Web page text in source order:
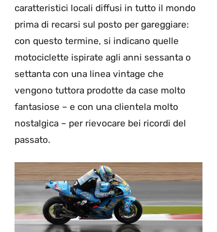
caratteristici locali diffusi in tutto il mondo
prima di recarsi sul posto per gareggiare:
con questo termine, si indicano quelle
motociclette ispirate agli anni sessanta o
settanta con una linea vintage che
vengono tuttora prodotte da case molto
fantasiose – e con una clientela molto
nostalgica – per rievocare bei ricordi del
passato.